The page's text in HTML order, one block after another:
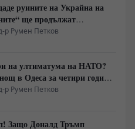
руините на Украйна на
ще продължат
в тила. Суровикин ще спаси
р Румен Петков
на ултиматума на НАТО?
в Одеса за четири години
Последният мост е
р Румен Петков
Защо Доналд Тръмп